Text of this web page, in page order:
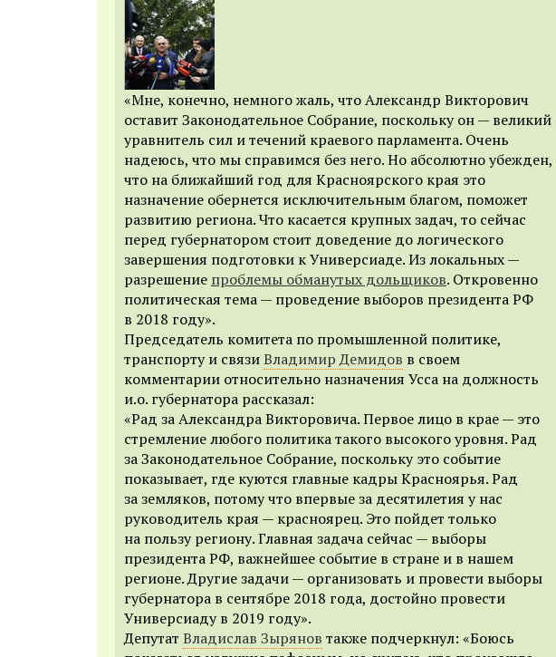
«Мне, конечно, немного жаль, что Александр Викторович
оставит Законодательное Собрание, поскольку он — великий
уравнитель сил и течений краевого парламента. Очень
надеюсь, что мы справимся без него. Но абсолютно убежден,
что на ближайший год для Красноярского края это
назначение обернется исключительным благом, поможет
развитию региона. Что касается крупных задач, то сейчас
перед губернатором стоит доведение до логического
завершения подготовки к Универсиаде. Из локальных —
разрешение проблемы обманутых дольщиков. Откровенно
политическая тема — проведение выборов президента РФ
в 2018 году».
Председатель комитета по промышленной политике,
транспорту и связиВладимир Демидов в своем
комментарии относительно назначения Усса на должность
и.о. губернатора рассказал:
«Рад за Александра Викторовича. Первое лицо в крае — это
стремление любого политика такого высокого уровня. Рад
за Законодательное Собрание, поскольку это событие
показывает, где куются главные кадры Красноярья. Рад
за земляков, потому что впервые за десятилетия у нас
руководитель края — красноярец. Это пойдет только
на пользу региону. Главная задача сейчас — выборы
президента РФ, важнейшее событие в стране и в нашем
регионе. Другие задачи — организовать и провести выборы
губернатора в сентябре 2018 года, достойно провести
Универсиаду в 2019 году».
Депутат Владислав Зырянов также подчеркнул: «Боюсь